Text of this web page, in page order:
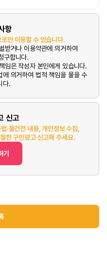
항
만 이용할 수 있습니다.
받거나 이용약관에 의거하여
구합니다.
임은 작성자 본인에게 있습니다.
의거하여 법적 책임을 물을 수
다.
신고
·불건전 내용, 개인정보 수집,
한 구인광고 신고해 주세요.
기